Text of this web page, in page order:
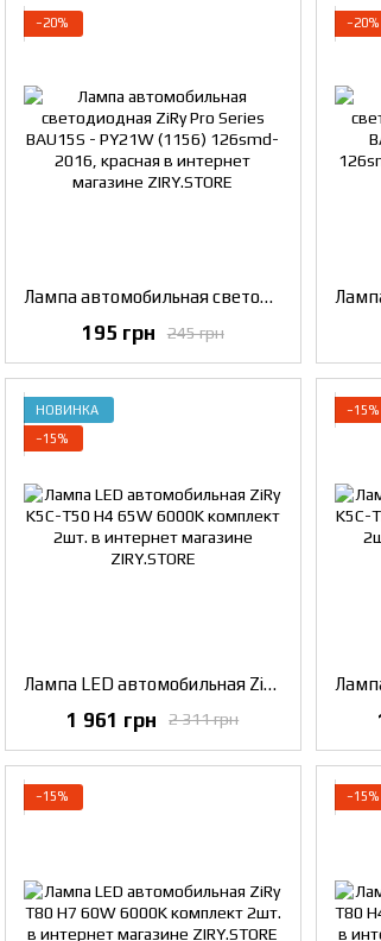
−20%
Лампа автомобильная светодиодная ZiRy Pro Series BAU15S - PY21W (1156) 126smd-2016, красная
245 грн
195 грн
−20%
НОВИНКА
−15%
Лампа LED автомобильная ZiRy K5C-T50 H4 65W 6000K комплект 2шт.
2 311 грн
1 961 грн
−15%
−15% −15%